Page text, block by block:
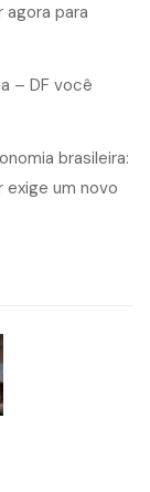
para
– DF você
brasileira:
um novo